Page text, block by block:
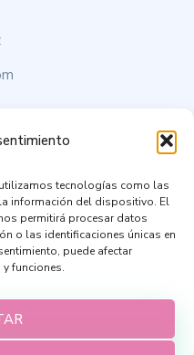
tecnologías como las
información del dispositivo. El
permitirá procesar datos
o las identificaciones únicas en
puede afectar
funciones.